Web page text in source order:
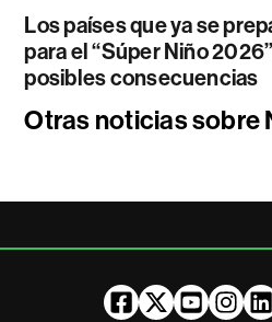
Los países que ya se
para el “Súper Niño
posibles consecuencias
Otras noticias sobre